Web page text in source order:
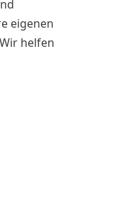
eigenen
helfen